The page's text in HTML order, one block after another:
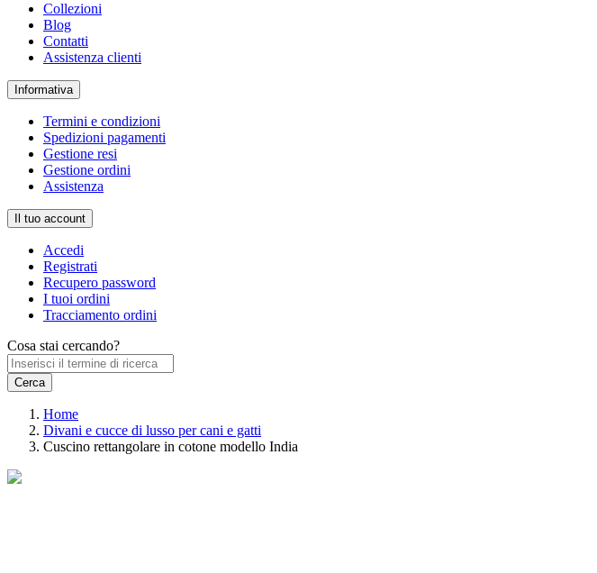
Collezioni
Blog
Contatti
Assistenza clienti
Informativa
Termini e condizioni
Spedizioni pagamenti
Gestione resi
Gestione ordini
Assistenza
Il tuo account
Accedi
Registrati
Recupero password
I tuoi ordini
Tracciamento ordini
Cosa stai cercando?
Home
Divani e cucce di lusso per cani e gatti
Cuscino rettangolare in cotone modello India